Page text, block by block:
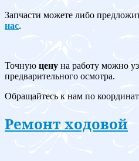
Запчасти можете либо
нас.
Точную цену на работу можно
предварительного осмотра.
Обращайтесь к нам по
Ремонт ходовой